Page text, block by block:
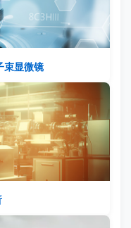
束显微镜